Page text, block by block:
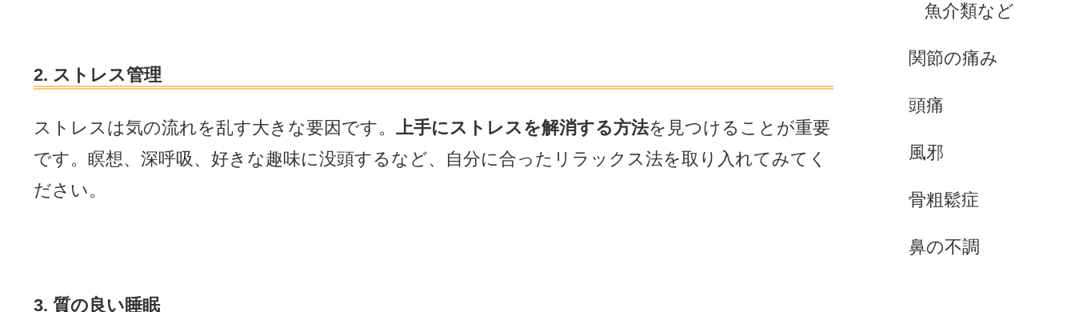
2. ストレス管理
ストレスは気の流れを乱す大きな要因です。 上手にストレスを解消する方法を見つけることが重要
です。瞑想、深呼吸、好きな趣味に没頭するなど、自分に合ったリラックス法を取り入れてみてく
ださい。
3. 質の良い睡眠
魚介類など
関節の痛み
頭痛
風邪
骨粗鬆症
鼻の不調